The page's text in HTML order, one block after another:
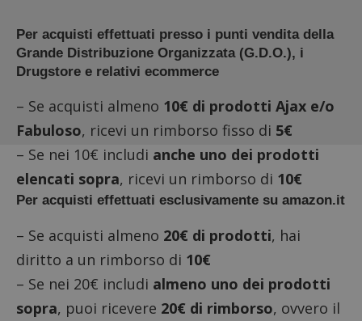
Per acquisti effettuati presso i punti vendita della
Grande Distribuzione Organizzata (G.D.O.), i
Drugstore e relativi ecommerce
– Se acquisti almeno 10€ di prodotti Ajax e/o
Fabuloso, ricevi un rimborso fisso di 5€
– Se nei 10€ includi anche uno dei prodotti
elencati sopra, ricevi un rimborso di 10€
Per acquisti effettuati esclusivamente su amazon.it
– Se acquisti almeno 20€ di prodotti, hai
diritto a un rimborso di 10€
– Se nei 20€ includi almeno uno dei prodotti
sopra, puoi ricevere 20€ di rimborso, ovvero il